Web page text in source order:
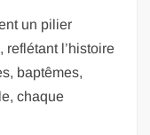
un pilier
l’histoire
baptêmes,
chaque